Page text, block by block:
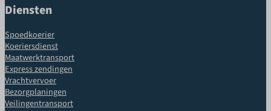
Diensten
Spoedkoerier
Koeriersdienst
Maatwerktransport
Express zendingen
Vrachtvervoer
Bezorgplaningen
Veilingentransport